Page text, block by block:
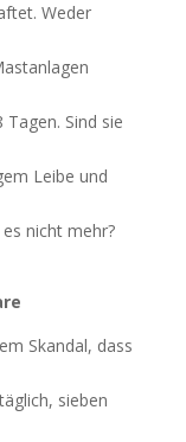
Weder
Sind sie
Leibe und
nicht mehr?
Skandal, dass
sieben